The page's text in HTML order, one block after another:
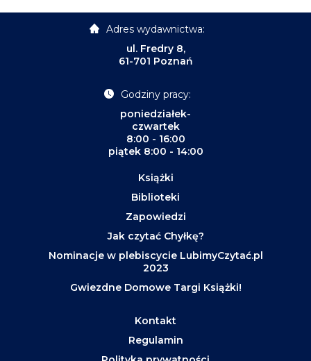
Adres wydawnictwa:
ul. Fredry 8,
61-701 Poznań
Godziny pracy:
poniedziałek-
czwartek
8:00 - 16:00
piątek 8:00 - 14:00
Książki
Biblioteki
Zapowiedzi
Jak czytać Chyłkę?
Nominacje w plebiscycie LubimyCzytać.pl
2023
Gwiezdne Domowe Targi Książki!
Kontakt
Regulamin